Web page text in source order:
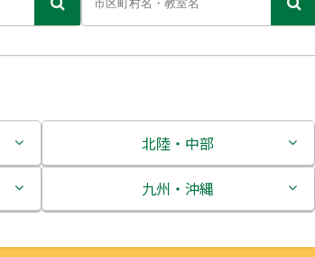
北陸・中部
新潟県
九州・沖縄